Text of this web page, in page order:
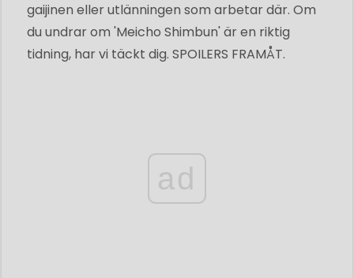
gaijinen eller utlänningen som arbetar där. Om
du undrar om 'Meicho Shimbun' är en riktig
tidning, har vi täckt dig. SPOILERS FRAMÅT.
ad